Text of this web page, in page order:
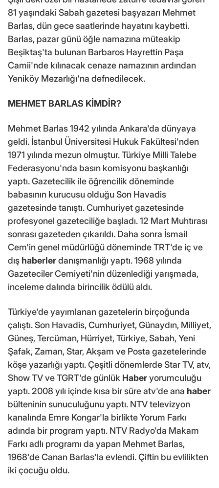
81 yaşındaki Sabah gazetesi başyazarı Mehmet
Barlas, dün gece saatlerinde hayatını kaybetti.
Barlas, pazar günü öğle namazına müteakip
Beşiktaş'ta bulunan Barbaros Hayrettin Paşa
Camii'nde kılınacak cenaze namazının ardından
Yeniköy Mezarlığı'na defnedilecek.
MEHMET BARLAS KİMDİR?
Mehmet Barlas 1942 yılında Ankara'da dünyaya
geldi. İstanbul Üniversitesi Hukuk Fakültesi'nden
1971 yılında mezun olmuştur. Türkiye Milli Talebe
Federasyonu'nda basın komisyonu başkanlığı
yaptı. Gazetecilik ile öğrencilik döneminde
babasının kurucusu olduğu Son Havadis
gazetesinde tanıştı. Cumhuriyet gazetesinde
profesyonel gazeteciliğe başladı. 12 Mart Muhtırası
sonrası gazeteden çıkarıldı. Daha sonra İsmail
Cem'in genel müdürlüğü döneminde TRT'de iç ve
dış haberlerdanışmanlığı yaptı. 1968 yılında
Gazeteciler Cemiyeti'nin düzenlediği yarışmada,
inceleme dalında birincilik ödülü aldı.
Türkiye'de yayımlanan gazetelerin birçoğunda
çalıştı. Son Havadis, Cumhuriyet, Günaydın, Milliyet,
Güneş, Tercüman, Hürriyet, Türkiye, Sabah, Yeni
Şafak, Zaman, Star, Akşam ve Posta gazetelerinde
köşe yazarlığı yaptı. Çeşitli dönemlerde Star TV, atv,
Show TV ve TGRT'de günlük Haberyorumculuğu
yaptı. 2008 yılı içinde kısa bir süre atv'de ana haber
bülteninin sunuculuğunu yaptı. NTV televizyon
kanalında Emre Kongar'la birlikte Yorum Farkı
adında bir program yaptı. NTV Radyo'da Makam
Farkı adlı programı da yapan Mehmet Barlas,
1968'de Canan Barlas'la evlendi. Çiftin bu evlilikten
iki çocuğu oldu.